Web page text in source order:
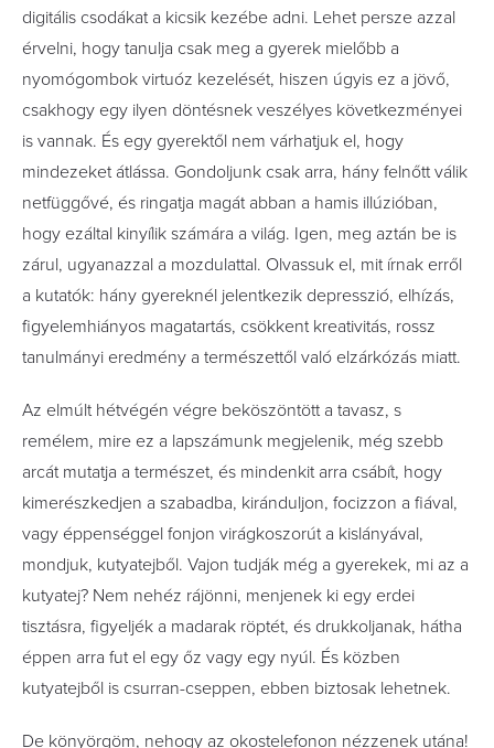
digitális csodákat a kicsik kezébe adni. Lehet persze azzal
érvelni, hogy tanulja csak meg a gyerek mielőbb a
nyomógombok virtuóz kezelését, hiszen úgyis ez a jövő,
csakhogy egy ilyen döntésnek veszélyes következményei
is vannak. És egy gyerektől nem várhatjuk el, hogy
mindezeket átlássa. Gondoljunk csak arra, hány felnőtt válik
netfüggővé, és ringatja magát abban a hamis illúzióban,
hogy ezáltal kinyílik számára a világ. Igen, meg aztán be is
zárul, ugyanazzal a mozdulattal. Olvassuk el, mit írnak erről
a kutatók: hány gyereknél jelentkezik depresszió, elhízás,
figyelemhiányos magatartás, csökkent kreativitás, rossz
tanulmányi eredmény a természettől való elzárkózás miatt.
Az elmúlt hétvégén végre beköszöntött a tavasz, s
remélem, mire ez a lapszámunk megjelenik, még szebb
arcát mutatja a természet, és mindenkit arra csábít, hogy
kimerészkedjen a szabadba, kiránduljon, focizzon a fiával,
vagy éppenséggel fonjon virágkoszorút a kislányával,
mondjuk, kutyatejből. Vajon tudják még a gyerekek, mi az a
kutyatej? Nem nehéz rájönni, menjenek ki egy erdei
tisztásra, figyeljék a madarak röptét, és drukkoljanak, hátha
éppen arra fut el egy őz vagy egy nyúl. És közben
kutyatejből is csurran-cseppen, ebben biztosak lehetnek.
De könyörgöm, nehogy az okostelefonon nézzenek utána!